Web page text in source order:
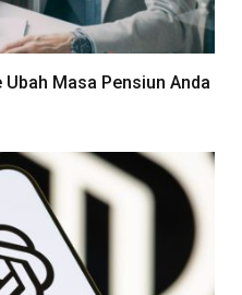
Masa Pensiun Anda